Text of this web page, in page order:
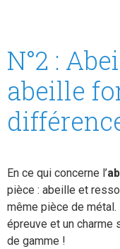
N°2 :
abeille
En ce qui concerne l’
pièce : abeille et
même pièce de
épreuve et un charme
de gamme !